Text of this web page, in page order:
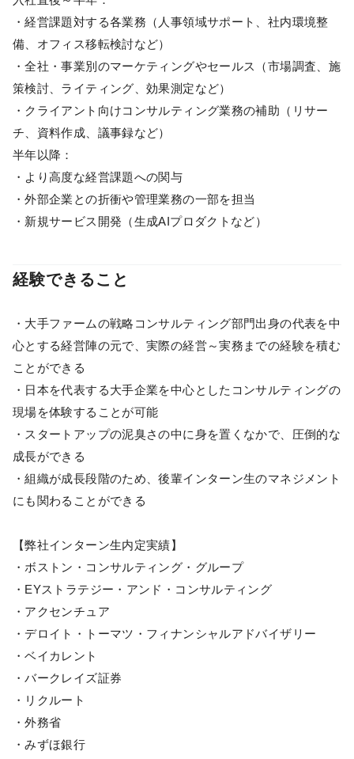
・経営課題対する各業務（人事領域サポート、社内環境整
備、オフィス移転検討など）
・全社・事業別のマーケティングやセールス（市場調査、施
策検討、ライティング、効果測定など）
・クライアント向けコンサルティング業務の補助（リサー
チ、資料作成、議事録など）
半年以降：
・より高度な経営課題への関与
・外部企業との折衝や管理業務の一部を担当
・新規サービス開発（生成AIプロダクトなど）
経験できること
・大手ファームの戦略コンサルティング部門出身の代表を中
心とする経営陣の元で、実際の経営～実務までの経験を積む
ことができる
・日本を代表する大手企業を中心としたコンサルティングの
現場を体験することが可能
・スタートアップの泥臭さの中に身を置くなかで、圧倒的な
成長ができる
・組織が成長段階のため、後輩インターン生のマネジメント
にも関わることができる
【弊社インターン生内定実績】
・ボストン・コンサルティング・グループ
・EYストラテジー・アンド・コンサルティング
・アクセンチュア
・デロイト・トーマツ・フィナンシャルアドバイザリー
・ベイカレント
・バークレイズ証券
・リクルート
・外務省
・みずほ銀行